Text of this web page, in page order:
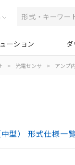
ーション
> 光電センサ > アンプ
型） 形式仕様一